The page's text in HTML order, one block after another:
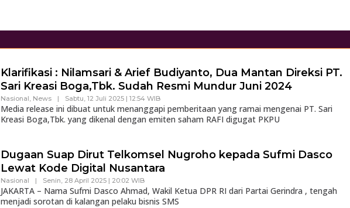
Klarifikasi : Nilamsari & Arief Budiyanto, Dua Mantan Direksi PT.
Sari Kreasi Boga,Tbk. Sudah Resmi Mundur Juni 2024
Nasional, News | Sabtu, 12 Juli 2025 | 12:54 WIB
Media release ini dibuat untuk menanggapi pemberitaan yang ramai mengenai PT. Sari
Kreasi Boga,Tbk. yang dikenal dengan emiten saham RAFI digugat PKPU
Dugaan Suap Dirut Telkomsel Nugroho kepada Sufmi Dasco
Lewat Kode Digital Nusantara
Nasional | Senin, 28 April 2025 | 20:02 WIB
JAKARTA – Nama Sufmi Dasco Ahmad, Wakil Ketua DPR RI dari Partai Gerindra , tengah
menjadi sorotan di kalangan pelaku bisnis SMS